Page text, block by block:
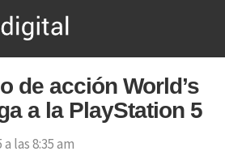
de acción World’s
a la PlayStation 5
las 8:35 am